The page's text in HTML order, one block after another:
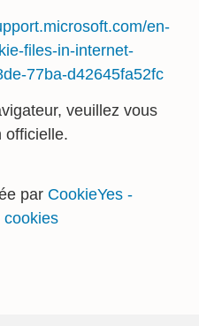
en-
files-in-internet-
77ba-d42645fa52fc
veuillez vous
officielle.
par CookieYes -
cookies